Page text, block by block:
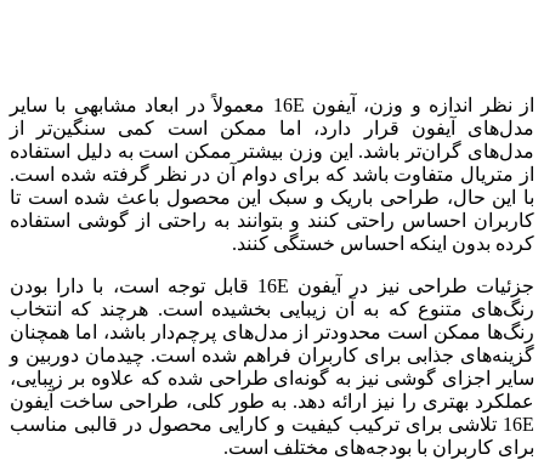
از نظر اندازه و وزن، آیفون 16E معمولاً در ابعاد مشابهی با سایر
مدل‌های آیفون قرار دارد، اما ممکن است کمی سنگین‌تر از
مدل‌های گران‌تر باشد. این وزن بیشتر ممکن است به دلیل استفاده
از متریال متفاوت باشد که برای دوام آن در نظر گرفته شده است.
با این حال، طراحی باریک و سبک این محصول باعث شده است تا
کاربران احساس راحتی کنند و بتوانند به راحتی از گوشی استفاده
کرده بدون اینکه احساس خستگی کنند.
جزئیات طراحی نیز در آیفون 16E قابل توجه است، با دارا بودن
رنگ‌های متنوع که به آن زیبایی بخشیده است. هرچند که انتخاب
رنگ‌ها ممکن است محدودتر از مدل‌های پرچم‌دار باشد، اما همچنان
گزینه‌های جذابی برای کاربران فراهم شده است. چیدمان دوربین و
سایر اجزای گوشی نیز به گونه‌ای طراحی شده که علاوه بر زیبایی،
عملکرد بهتری را نیز ارائه دهد. به طور کلی، طراحی ساخت آیفون
16E تلاشی برای ترکیب کیفیت و کارایی محصول در قالبی مناسب
برای کاربران با بودجه‌های مختلف است.